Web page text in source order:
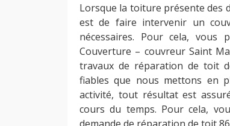
Lorsque la toiture présente des
est de faire intervenir un
nécessaires. Pour cela, vous
Couverture – couvreur Saint
travaux de réparation de toit
fiables que nous mettons en
activité, tout résultat est
cours du temps. Pour cela,